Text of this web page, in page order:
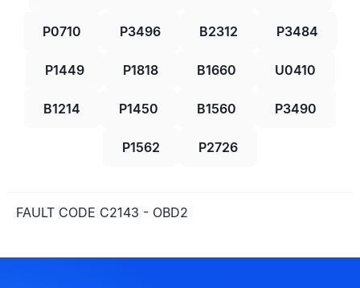
P0710 P3496 B2312 P3484
P1449 P1818 B1660 U0410
B1214 P1450 B1560 P3490
P1562 P2726
FAULT CODE C2143 - OBD2